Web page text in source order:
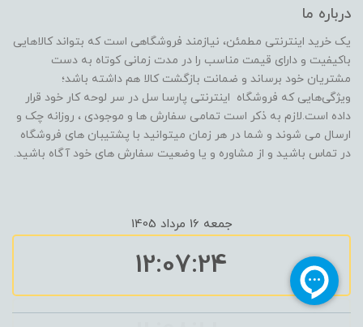
درباره ما
یک خرید اینترنتی مطمئن، نیازمند فروشگاهی است که بتواند کالاهایی
باکیفیت و دارای قیمت مناسب را در مدت زمانی کوتاه به دست
مشتریان خود برساند و ضمانت بازگشت کالا هم داشته باشد؛
ویژگی‌هایی که فروشگاه اینترنتی پارسا سل در سر لوحه کار خود قرار
داده است.لازم به ذکر است تمامی سفارش ها و موجودی ، روزانه چک و
ارسال می شوند و شما در هر زمان میتوانید با پشتیبان های فروشگاه
در تماس باشید و از مشاوره و یا وضعیت سفارش های خود آگاه باشید.
جمعه 16 مرداد 1405
12:07:25